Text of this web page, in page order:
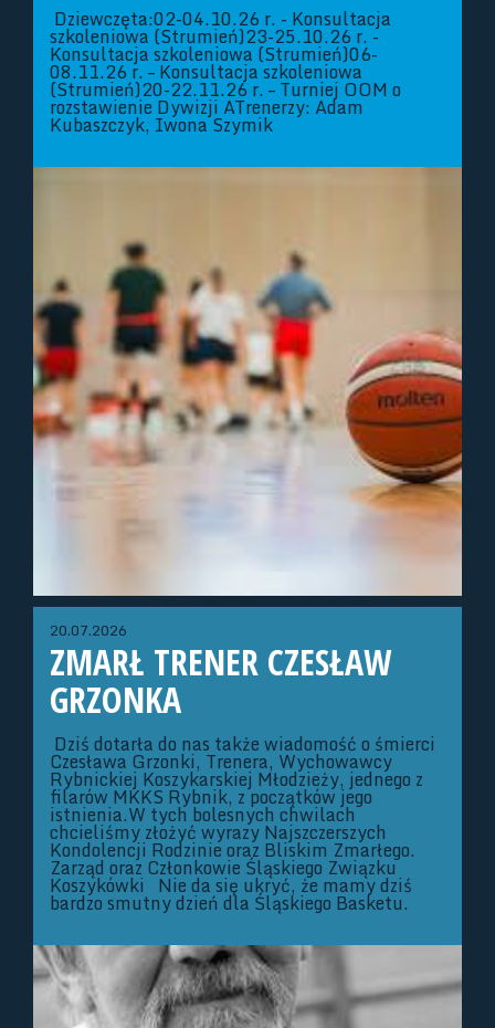
Dziewczęta:02-04.10.26 r. - Konsultacja
szkoleniowa (Strumień)23-25.10.26 r. -
Konsultacja szkoleniowa (Strumień)06-
08.11.26 r. – Konsultacja szkoleniowa
(Strumień)20-22.11.26 r. – Turniej OOM o
rozstawienie Dywizji ATrenerzy: Adam
Kubaszczyk, Iwona Szymik
20.07.2026
ZMARŁ TRENER CZESŁAW
GRZONKA
Dziś dotarła do nas także wiadomość o śmierci
Czesława Grzonki, Trenera, Wychowawcy
Rybnickiej Koszykarskiej Młodzieży, jednego z
filarów MKKS Rybnik, z początków jego
istnienia.W tych bolesnych chwilach
chcieliśmy złożyć wyrazy Najszczerszych
Kondolencji Rodzinie oraz Bliskim Zmarłego.
Zarząd oraz Członkowie Śląskiego Związku
Koszykówki Nie da się ukryć, że mamy dziś
bardzo smutny dzień dla Śląskiego Basketu.